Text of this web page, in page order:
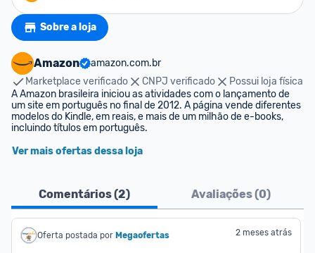
Sobre a loja
Amazon
amazon.com.br
Marketplace verificado
CNPJ verificado
Possui loja física
A Amazon brasileira iniciou as atividades com o lançamento de
um site em português no final de 2012. A página vende diferentes
modelos do Kindle, em reais, e mais de um milhão de e-books,
incluindo títulos em português.
Ver mais ofertas dessa loja
Comentários (2) Avaliações (0)
Oferta postada por Megaofertas 2 meses atrás